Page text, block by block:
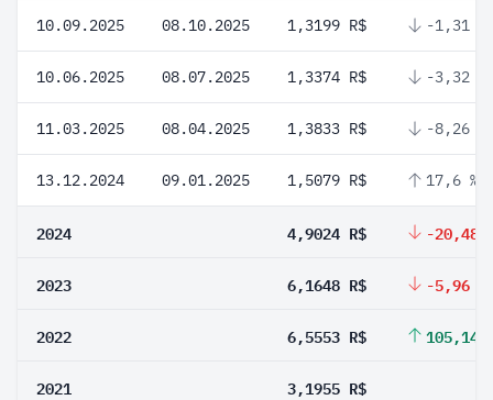
10.09.2025 08.10.2025 1,3199 R$ -1,31 %
10.06.2025 08.07.2025 1,3374 R$ -3,32 %
11.03.2025 08.04.2025 1,3833 R$ -8,26 %
13.12.2024 09.01.2025 1,5079 R$ 17,6 %
2024 4,9024 R$ -20,48
2023 6,1648 R$ -5,96 %
2022 6,5553 R$ 105,14
2021 3,1955 R$